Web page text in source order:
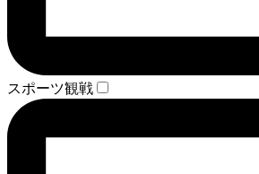
スポーツ観戦